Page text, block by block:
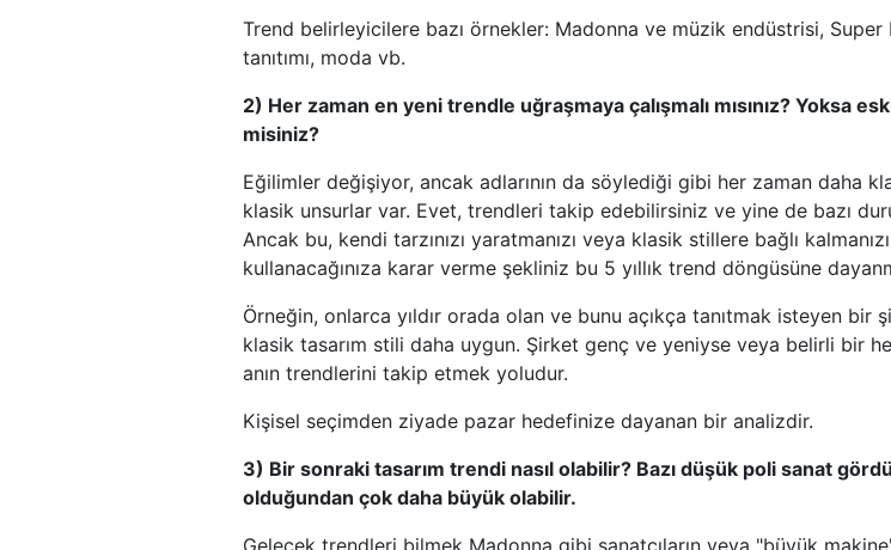
Trend belirleyicilere bazı örnekler: Madonna ve müzik endüstrisi, Super
tanıtımı, moda vb.
2) Her zaman en yeni trendle uğraşmaya çalışmalı mısınız? Yoksa
misiniz?
Eğilimler değişiyor, ancak adlarının da söylediği gibi her zaman daha
klasik unsurlar var. Evet, trendleri takip edebilirsiniz ve yine de bazı
Ancak bu, kendi tarzınızı yaratmanızı veya klasik stillere bağlı
kullanacağınıza karar verme şekliniz bu 5 yıllık trend döngüsüne
Örneğin, onlarca yıldır orada olan ve bunu açıkça tanıtmak isteyen bir
klasik tasarım stili daha uygun. Şirket genç ve yeniyse veya belirli bir
anın trendlerini takip etmek yoludur.
Kişisel seçimden ziyade pazar hedefinize dayanan bir analizdir.
3) Bir sonraki tasarım trendi nasıl olabilir? Bazı düşük poli sanat
olduğundan çok daha büyük olabilir.
Gelecek trendleri bilmek Madonna gibi sanatçıların veya "büyük